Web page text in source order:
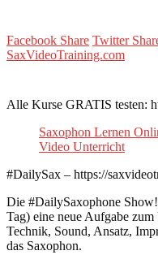
Facebook Share Twitter
SaxVideoTraining.com
Alle Kurse GRATIS testen:
Saxophon Lernen
Video Unterricht
#DailySax – https://
Die #DailySaxophone
Tag) eine neue Aufgabe
Technik, Sound, Ansatz,
das Saxophon.